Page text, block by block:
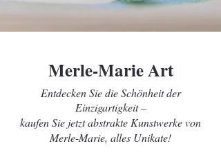
Merle-Marie Art
​Entdecken Sie die Schönheit der
Einzigartigkeit –
kaufen Sie jetzt abstrakte Kunstwerke von
Merle-Marie, alles Unikate!